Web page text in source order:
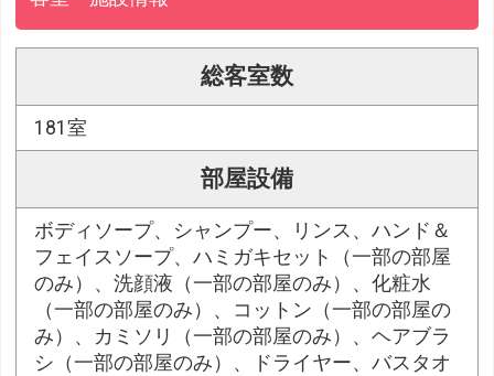
総客室数
181室
部屋設備
ボディソープ、シャンプー、リンス、ハンド＆
フェイスソープ、ハミガキセット（一部の部屋
のみ）、洗顔液（一部の部屋のみ）、化粧水
（一部の部屋のみ）、コットン（一部の部屋の
み）、カミソリ（一部の部屋のみ）、ヘアブラ
シ（一部の部屋のみ）、ドライヤー、バスタオ